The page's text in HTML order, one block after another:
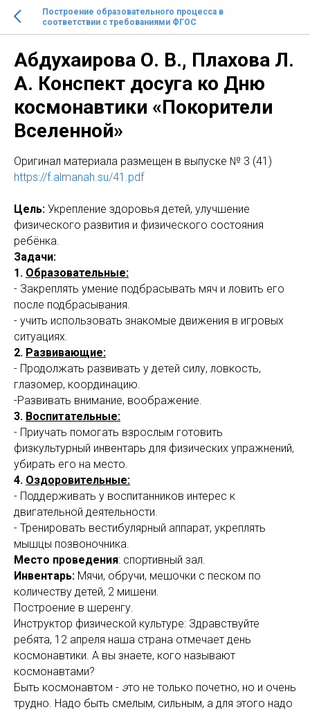
Построение образовательного процесса в
соответствии с требованиями ФГОС
Абдухаирова О. В., Плахова Л.
А. Конспект досуга ко Дню
космонавтики «Покорители
Вселенной»
Оригинал материала размещен в выпуске № 3 (41)
https://f.almanah.su/41.pdf
Цель: Укрепление здоровья детей, улучшение
физического развития и физического состояния
ребёнка.
Задачи:
1. Образовательные:
- Закреплять умение подбрасывать мяч и ловить его
после подбрасывания.
- учить использовать знакомые движения в игровых
ситуациях.
2. Развивающие:
- Продолжать развивать у детей силу, ловкость,
глазомер, координацию.
-Развивать внимание, воображение.
3. Воспитательные:
- Приучать помогать взрослым готовить
физкультурный инвентарь для физических упражнений,
убирать его на место.
4. Оздоровительные:
- Поддерживать у воспитанников интерес к
двигательной деятельности.
- Тренировать вестибулярный аппарат, укреплять
мышцы позвоночника.
Место проведения: спортивный зал.
Инвентарь: Мячи, обручи, мешочки с песком по
количеству детей, 2 мишени.
Построение в шеренгу.
Инструктор физической культуре: Здравствуйте
ребята, 12 апреля наша страна отмечает день
космонавтики. А вы знаете, кого называют
космонавтами?
Быть космонавтом - это не только почетно, но и очень
трудно. Надо быть смелым, сильным, а для этого надо